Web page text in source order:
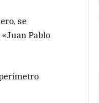
se
Pablo